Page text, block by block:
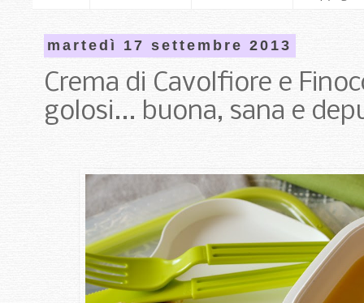
martedì 17 settembre 2013
Crema di Cavolfiore e
golosi... buona, sana e